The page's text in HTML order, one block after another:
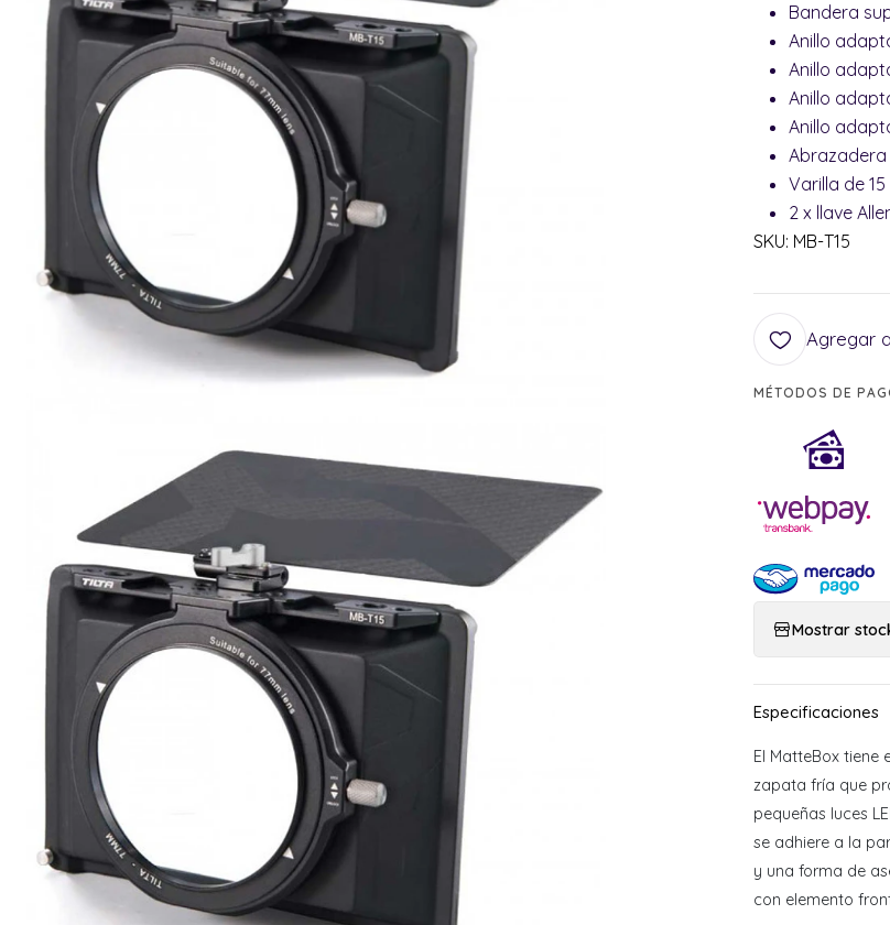
Bandera
Anillo
Anillo
Anillo
Anillo
Abrazadera
Varilla de
2 x llave
SKU: MB-T15
Agregar
MÉTODOS DE
Mostrar
El MatteBox tiene
zapata fría que
pequeñas luces
se adhiere a la
y una forma de
con elemento